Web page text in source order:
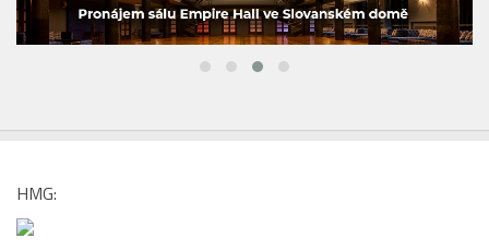
HMG: